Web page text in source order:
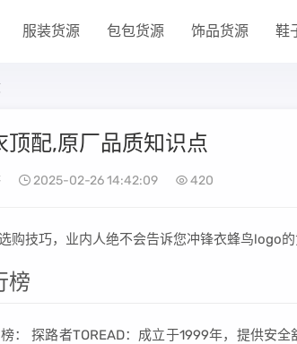
服装货源 包包货源 饰品货源 鞋
配,原厂品质知识点
2025-02-26 14:42:09 420
购技巧，业内人绝不会告诉您冲锋衣蜂鸟logo的
榜
： 探路者TOREAD：成立于1999年，提供安